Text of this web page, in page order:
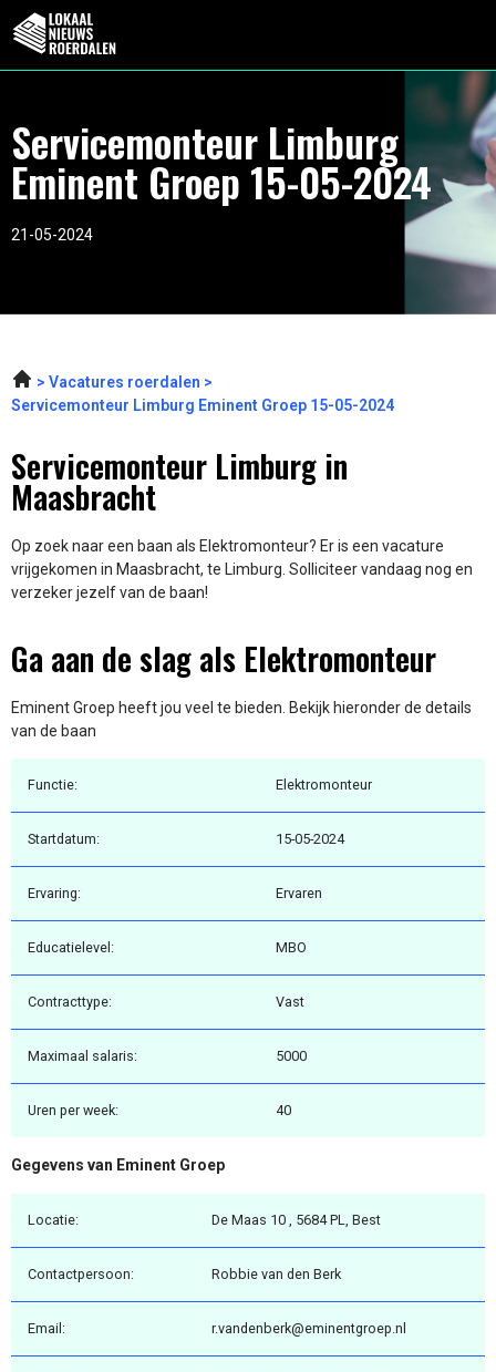
Servicemonteur Limburg
Eminent Groep 15-05-2024
21-05-2024
Vacatures roerdalen
Servicemonteur Limburg Eminent Groep 15-05-2024
Servicemonteur Limburg in
Maasbracht
Op zoek naar een baan als Elektromonteur? Er is een vacature
vrijgekomen in Maasbracht, te Limburg. Solliciteer vandaag nog en
verzeker jezelf van de baan!
Ga aan de slag als Elektromonteur
Eminent Groep heeft jou veel te bieden. Bekijk hieronder de details
van de baan
Functie: Elektromonteur
Startdatum: 15-05-2024
Ervaring: Ervaren
Educatielevel: MBO
Contracttype: Vast
Maximaal salaris: 5000
Uren per week: 40
Gegevens van Eminent Groep
Locatie: De Maas 10 , 5684 PL, Best
Contactpersoon: Robbie van den Berk
Email: r.vandenberk@eminentgroep.nl